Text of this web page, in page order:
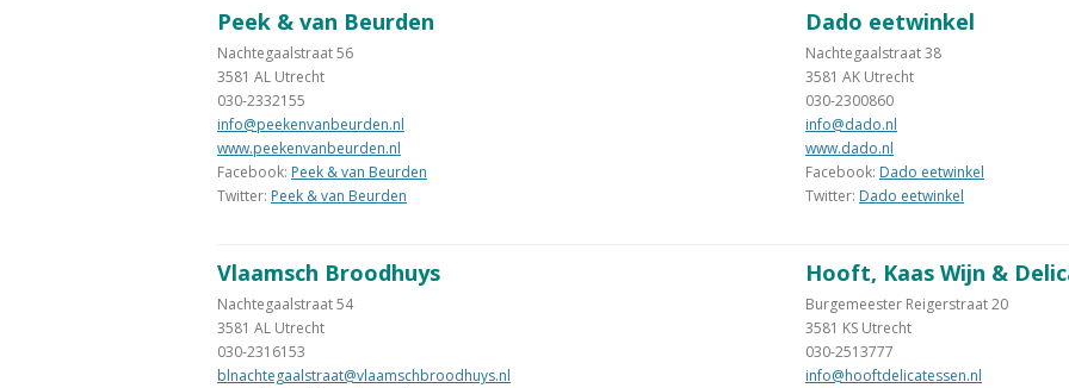
Peek & van Beurden
Nachtegaalstraat 56
3581 AL Utrecht
030-2332155
info@peekenvanbeurden.nl
www.peekenvanbeurden.nl
Facebook: Peek & van Beurden
Twitter: Peek & van Beurden
Dado eetwinkel
Nachtegaalstraat 38
3581 AK Utrecht
030-2300860
info@dado.nl
www.dado.nl
Facebook: Dado eetwinkel
Twitter: Dado eetwinkel
Vlaamsch Broodhuys
Nachtegaalstraat 54
3581 AL Utrecht
030-2316153
blnachtegaalstraat@vlaamschbroodhuys.nl
Hooft, Kaas Wijn &
Burgemeester Reigerstraat 20
3581 KS Utrecht
030-2513777
info@hooftdelicatessen.nl